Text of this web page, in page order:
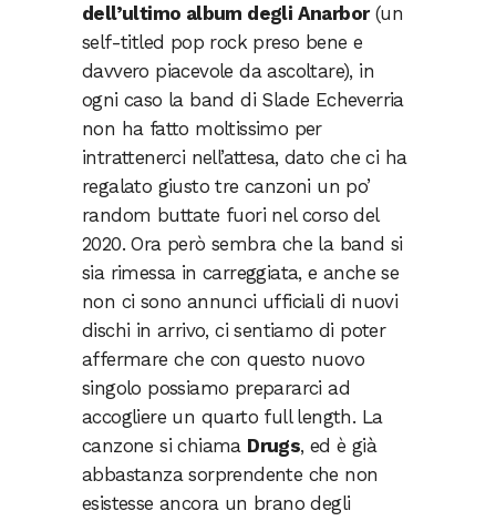
dell’ultimo album degli Anarbor(un
self-titled pop rock preso bene e
davvero piacevole da ascoltare), in
ogni caso la band di Slade Echeverria
non ha fatto moltissimo per
intrattenerci nell’attesa, dato che ci ha
regalato giusto tre canzoni un po’
random buttate fuori nel corso del
2020. Ora però sembra che la band si
sia rimessa in carreggiata, e anche se
non ci sono annunci ufficiali di nuovi
dischi in arrivo, ci sentiamo di poter
affermare che con questo nuovo
singolo possiamo prepararci ad
accogliere un quarto full length. La
canzone si chiama Drugs, ed è già
abbastanza sorprendente che non
esistesse ancora un brano degli